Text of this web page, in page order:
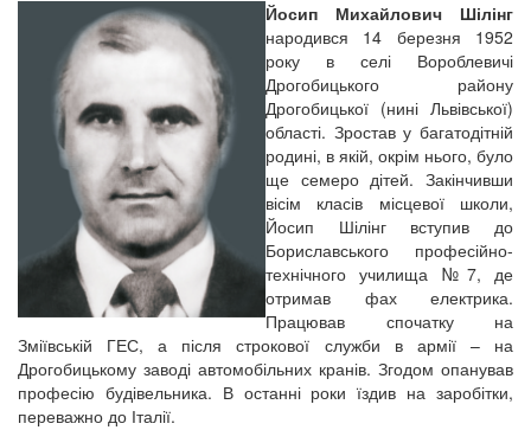
Йосип Михайлович Шілінг
народився 14 березня 1952
року в селі Вороблевичі
Дрогобицького району
Дрогобицької (нині Львівської)
області. Зростав у багатодітній
родині, в якій, окрім нього, було
ще семеро дітей. Закінчивши
вісім класів місцевої школи,
Йосип Шілінг вступив до
Бориславського професійно-
технічного училища №7, де
отримав фах електрика.
Працював спочатку на
Зміївській ГЕС, а після строкової служби в армії – на
Дрогобицькому заводі автомобільних кранів. Згодом опанував
професію будівельника. В останні роки їздив на заробітки,
переважно до Італії.